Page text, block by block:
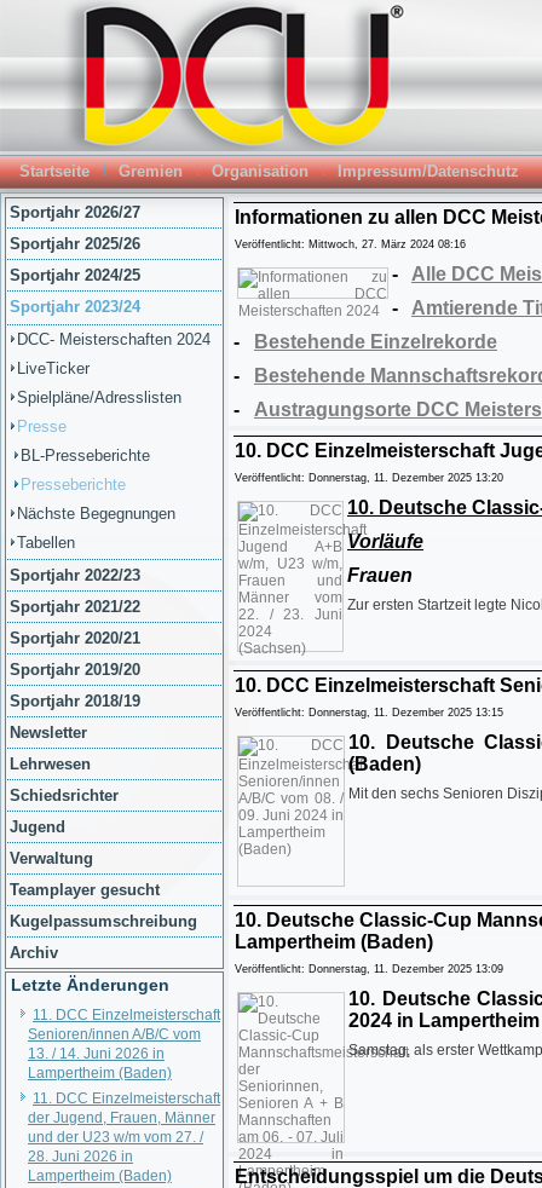
Startseite Gremien Organisation Impressum/Datenschutz
Sportjahr 2026/27
Sportjahr 2025/26
Sportjahr 2024/25
Sportjahr 2023/24
DCC- Meisterschaften 2024
LiveTicker
Spielpläne/Adresslisten
Presse
BL-Presseberichte
Presseberichte
Nächste Begegnungen
Tabellen
Sportjahr 2022/23
Sportjahr 2021/22
Sportjahr 2020/21
Sportjahr 2019/20
Sportjahr 2018/19
Newsletter
Lehrwesen
Schiedsrichter
Jugend
Verwaltung
Teamplayer gesucht
Kugelpassumschreibung
Archiv
Letzte Änderungen
11. DCC Einzelmeisterschaft
Senioren/innen A/B/C vom
13. / 14. Juni 2026 in
Lampertheim (Baden)
11. DCC Einzelmeisterschaft
der Jugend, Frauen, Männer
und der U23 w/m vom 27. /
28. Juni 2026 in
Lampertheim (Baden)
Informationen zu allen DCC
Veröffentlicht: Mittwoch, 27. März 2024 08:16
- Alle DCC
- Amtierende
-
Bestehende Einzelrekorde
-
Bestehende
- Austragungsorte DCC
10. DCC Einzelmeisterschaft
Veröffentlicht: Donnerstag, 11. Dezember 2025 13:20
10. Deutsche
Vorläufe
Frauen
Zur ersten Startzeit legte
10. DCC Einzelmeisterschaft
Veröffentlicht: Donnerstag, 11. Dezember 2025 13:15
10. Deutsche
(Baden)
Mit den sechs Senioren
10. Deutsche Classic-Cup
Lampertheim (Baden)
Veröffentlicht: Donnerstag, 11. Dezember 2025 13:09
10. Deutsche
2024 in Lampertheim
Samstag, als erster
Entscheidungsspiel um die